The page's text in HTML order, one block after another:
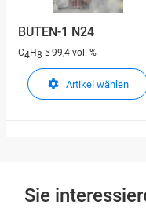
BUTEN-1 N24
C4H8 ≥ 99,4 vol. %
Artikel wählen
Sie